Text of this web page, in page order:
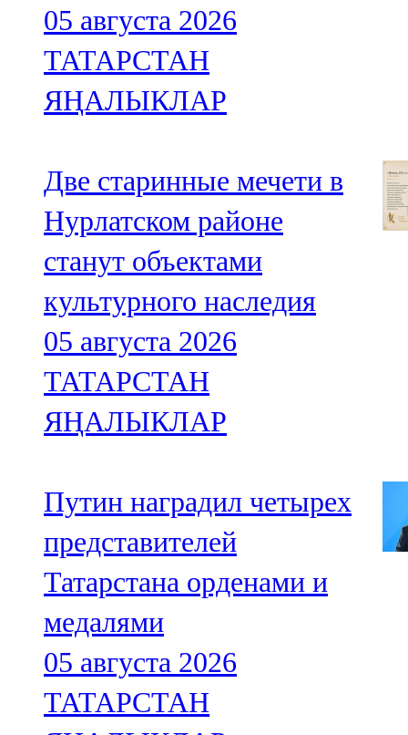
05 августа 2026
ТАТАРСТАН
ЯҢАЛЫКЛАР
Две старинные мечети в
Нурлатском районе
станут объектами
культурного наследия
05 августа 2026
ТАТАРСТАН
ЯҢАЛЫКЛАР
Путин наградил четырех
представителей
Татарстана орденами и
медалями
05 августа 2026
ТАТАРСТАН